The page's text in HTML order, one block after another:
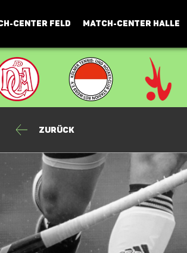
CENTER FELD MATCH-CENTER HALLE
Zurück